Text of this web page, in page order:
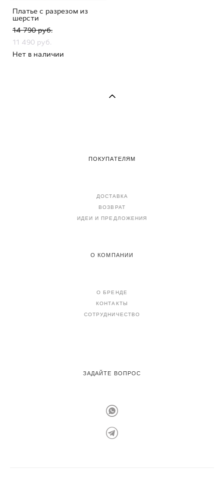
Платье с разрезом из
шерсти
14 790 pуб.
11 490 pуб.
Нет в наличии
ПОКУПАТЕЛЯМ
ДОСТАВКА
ВОЗВРАТ
ИДЕИ И ПРЕДЛОЖЕНИЯ
О КОМПАНИИ
О БРЕНДЕ
КОНТАКТЫ
СОТРУДНИЧЕСТВО
ЗАДАЙТЕ ВОПРОС